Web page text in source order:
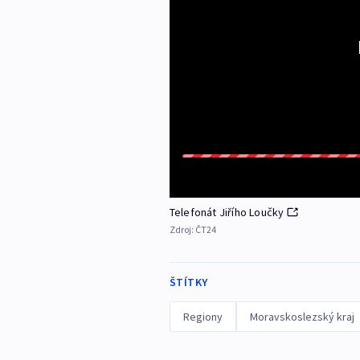
Telefonát Jiřího Loučky
Zdroj: ČT24
ŠTÍTKY
Regiony Moravskoslezský kraj